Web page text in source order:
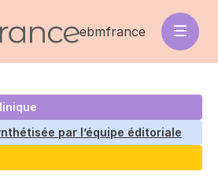
ebmfrance
par l’équipe éditoriale